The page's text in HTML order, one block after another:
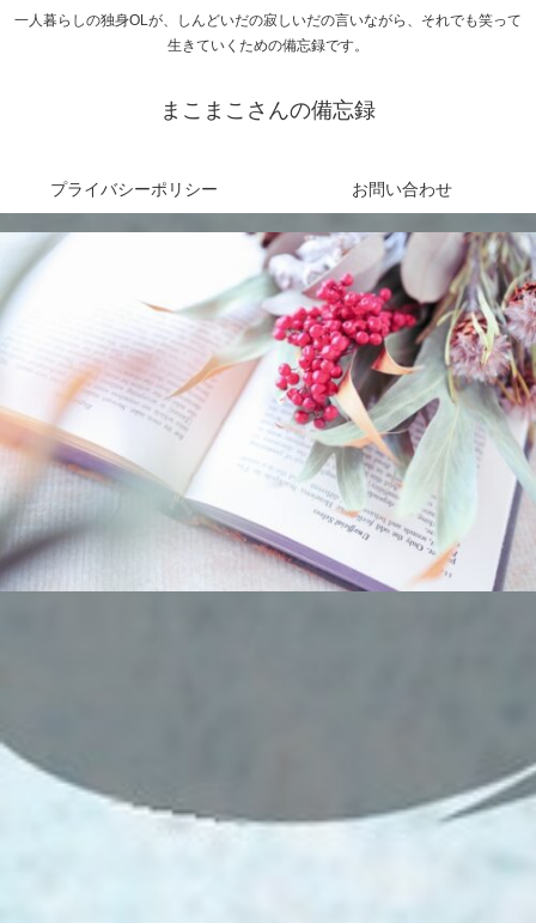
一人暮らしの独身OLが、しんどいだの寂しいだの言いながら、それでも笑って
生きていくための備忘録です。
まこまこさんの備忘録
プライバシーポリシー お問い合わせ